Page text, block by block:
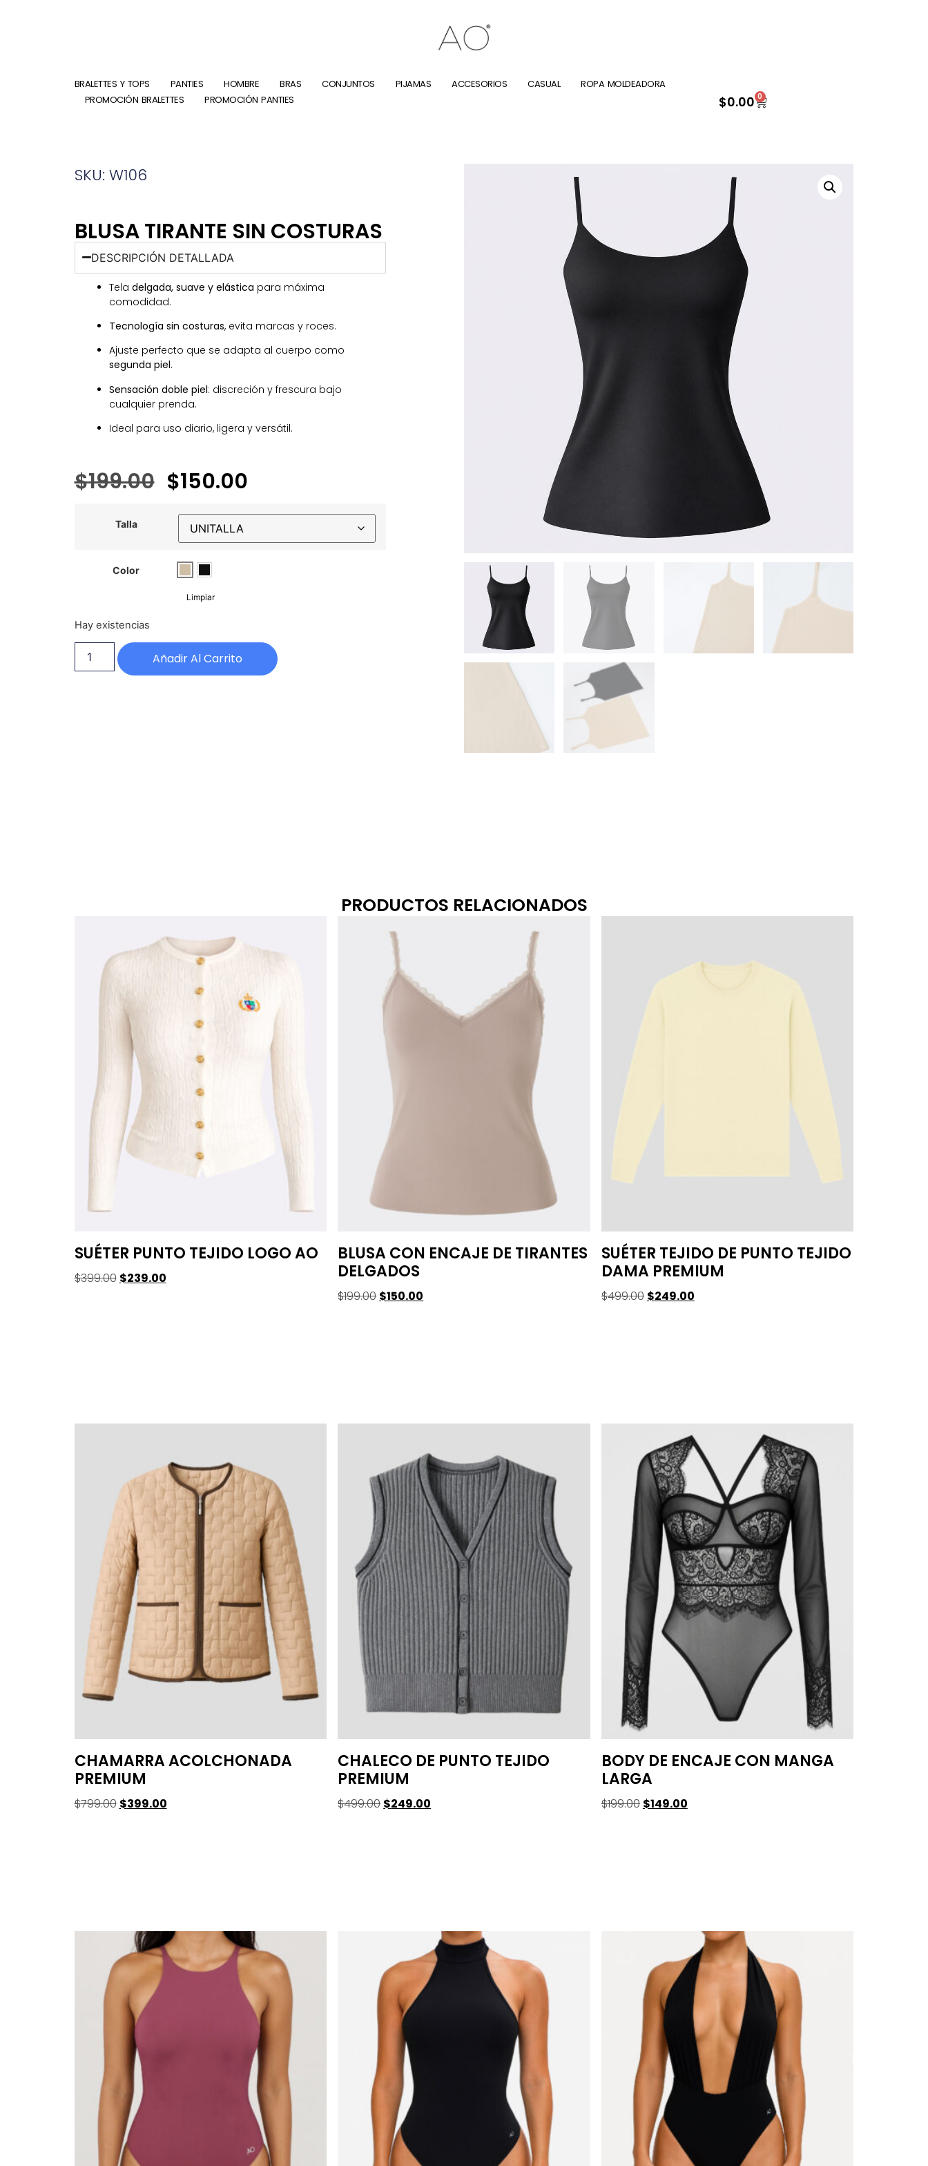
BRALETTES Y TOPS PANTIES HOMBRE BRAS CONJUNTOS PIJAMAS ACCESORIOS CASUAL
ROPA MOLDEADORA
PROMOCIÓN BRALETTES
PROMOCIÓN PANTIES $0.00 0
SKU: W106
BLUSA TIRANTE SIN COSTURAS
DESCRIPCIÓN DETALLADA
Tela delgada, suave y elástica para máxima
comodidad.
Tecnología sin costuras, evita marcas y roces.
Ajuste perfecto que se adapta al cuerpo como
segunda piel.
Sensación doble piel: discreción y frescura bajo
cualquier prenda.
Ideal para uso diario, ligera y versátil.
$199.00 $150.00
Talla
Color
Limpiar
Hay existencias
Añadir Al Carrito
PRODUCTOS RELACIONADOS
SUÉTER PUNTO TEJIDO LOGO AO
$399.00 $239.00
BLUSA CON ENCAJE DE TIRANTES
DELGADOS
$199.00 $150.00
SUÉTER TEJIDO DE PUNTO TEJIDO
DAMA PREMIUM
$499.00 $249.00
CHAMARRA ACOLCHONADA
PREMIUM
$799.00 $399.00
CHALECO DE PUNTO TEJIDO
PREMIUM
$499.00 $249.00
BODY DE ENCAJE CON MANGA
LARGA
$199.00 $149.00